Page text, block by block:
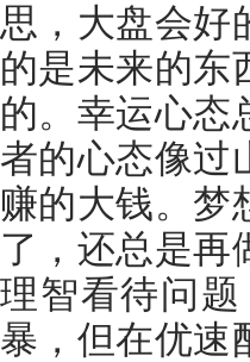
思，大盘会好
的是未来的东
的。幸运心态
者的心态像过
赚的大钱。梦
了，还总是再
理智看待问
暴，但在优速